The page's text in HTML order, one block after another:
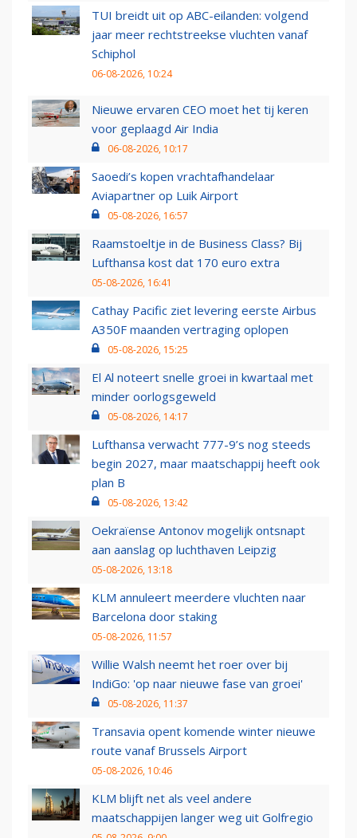
TUI breidt uit op ABC-eilanden: volgend
jaar meer rechtstreekse vluchten vanaf
Schiphol
06-08-2026, 10:24
Nieuwe ervaren CEO moet het tij keren
voor geplaagd Air India
06-08-2026, 10:17
Saoedi’s kopen vrachtafhandelaar
Aviapartner op Luik Airport
05-08-2026, 16:57
Raamstoeltje in de Business Class? Bij
Lufthansa kost dat 170 euro extra
05-08-2026, 16:41
Cathay Pacific ziet levering eerste Airbus
A350F maanden vertraging oplopen
05-08-2026, 15:25
El Al noteert snelle groei in kwartaal met
minder oorlogsgeweld
05-08-2026, 14:17
Lufthansa verwacht 777-9’s nog steeds
begin 2027, maar maatschappij heeft ook
plan B
05-08-2026, 13:42
Oekraïense Antonov mogelijk ontsnapt
aan aanslag op luchthaven Leipzig
05-08-2026, 13:18
KLM annuleert meerdere vluchten naar
Barcelona door staking
05-08-2026, 11:57
Willie Walsh neemt het roer over bij
IndiGo: 'op naar nieuwe fase van groei'
05-08-2026, 11:37
Transavia opent komende winter nieuwe
route vanaf Brussels Airport
05-08-2026, 10:46
KLM blijft net als veel andere
maatschappijen langer weg uit Golfregio